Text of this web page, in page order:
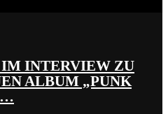
INTERVIEW ZU
ALBUM „PUNK